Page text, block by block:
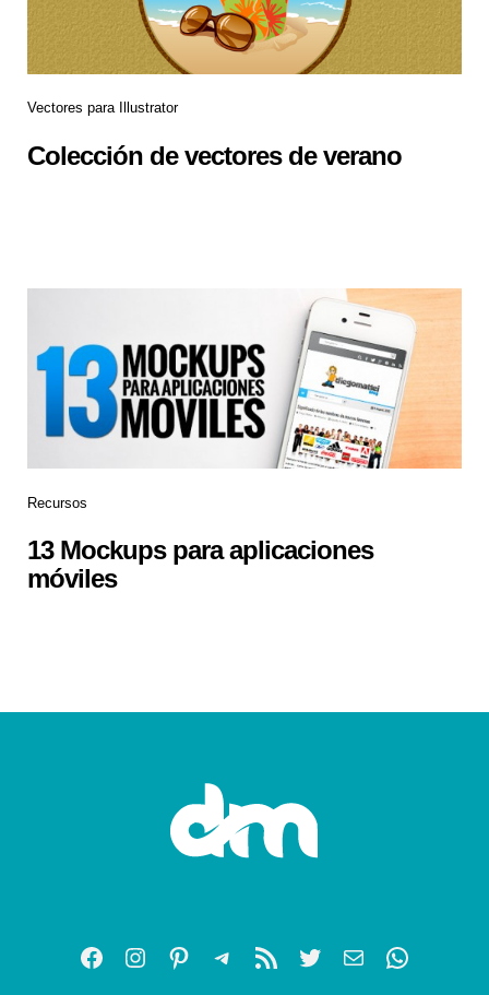
Vectores para Illustrator
Colección de vectores de verano
Recursos
13 Mockups para aplicaciones
móviles